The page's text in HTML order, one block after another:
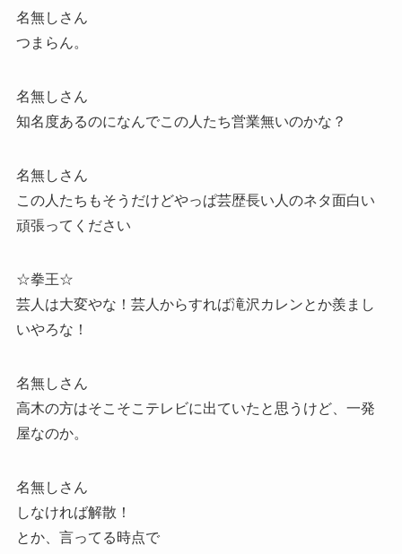
名無しさん
つまらん。
名無しさん
知名度あるのになんでこの人たち営業無いのかな？
名無しさん
この人たちもそうだけどやっぱ芸歴長い人のネタ面白い
頑張ってください
☆拳王☆
芸人は大変やな！芸人からすれば滝沢カレンとか羨まし
いやろな！
名無しさん
高木の方はそこそこテレビに出ていたと思うけど、一発
屋なのか。
名無しさん
しなければ解散！
とか、言ってる時点で